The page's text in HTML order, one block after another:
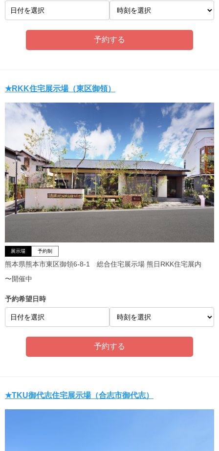
日付を選択
★RKK住宅展示場（東区御領）
展示場 予約制
熊本県熊本市東区御領6-8-1 総合住宅展示場 熊日RKK住宅展内
〜開催中
予約希望日時
日付を選択
★TKU御代志住宅展示場（合志市御代志）